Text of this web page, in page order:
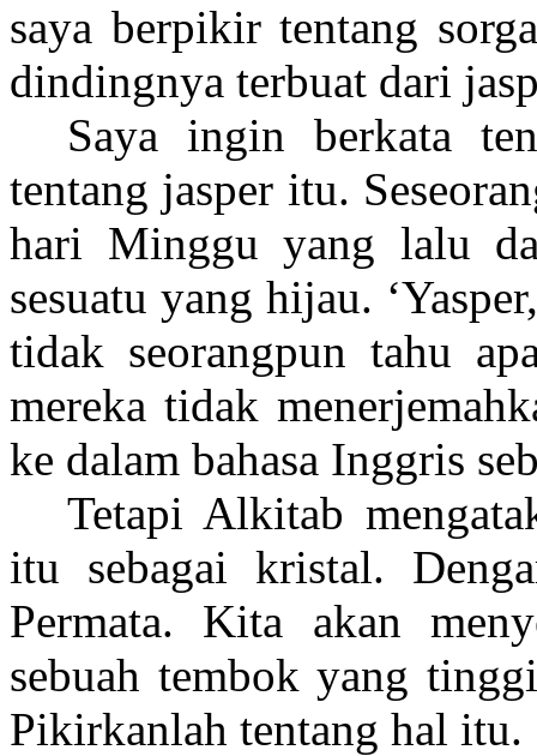
saya berpikir tentang
dindingnya terbuat dari
Saya ingin berkata
tentang jasper itu.
hari Minggu yang lalu
sesuatu yang hijau.
tidak seorangpun tahu
mereka tidak
ke dalam bahasa Inggris
Tetapi Alkitab
itu sebagai kristal.
Permata. Kita akan
sebuah tembok yang
Pikirkanlah tentang hal itu.